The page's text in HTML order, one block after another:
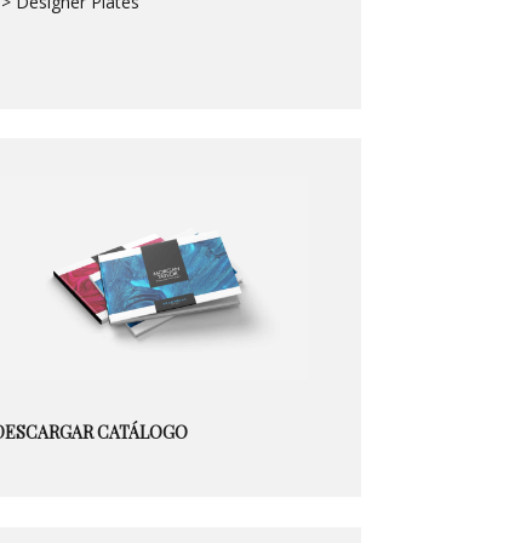
CATÁLOGO